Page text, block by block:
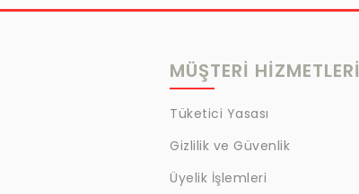
MÜŞTERİ HİZMETLERİ
Tüketici Yasası
Gizlilik ve Güvenlik
Üyelik İşlemleri